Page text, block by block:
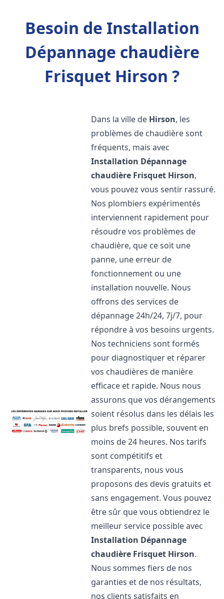
Besoin de Installation
Dépannage chaudière
Frisquet Hirson ?
Dans la ville de Hirson, les
problèmes de chaudière sont
fréquents, mais avec
Installation Dépannage
chaudière Frisquet Hirson,
vous pouvez vous sentir rassuré.
Nos plombiers expérimentés
interviennent rapidement pour
résoudre vos problèmes de
chaudière, que ce soit une
panne, une erreur de
fonctionnement ou une
installation nouvelle. Nous
offrons des services de
dépannage 24h/24, 7j/7, pour
répondre à vos besoins urgents.
Nos techniciens sont formés
pour diagnostiquer et réparer
vos chaudières de manière
efficace et rapide. Nous nous
assurons que vos dérangements
soient résolus dans les délais les
plus brefs possible, souvent en
moins de 24 heures. Nos tarifs
sont compétitifs et
transparents, nous vous
proposons des devis gratuits et
sans engagement. Vous pouvez
être sûr que vous obtiendrez le
meilleur service possible avec
Installation Dépannage
chaudière Frisquet Hirson.
Nous sommes fiers de nos
garanties et de nos résultats,
nos clients satisfaits en